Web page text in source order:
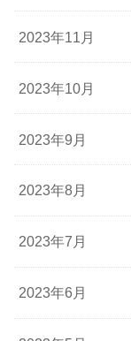
2023年11月
2023年10月
2023年9月
2023年8月
2023年7月
2023年6月